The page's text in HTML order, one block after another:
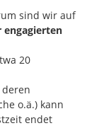
sind wir auf
engagierten
20
o.ä.) kann
endet